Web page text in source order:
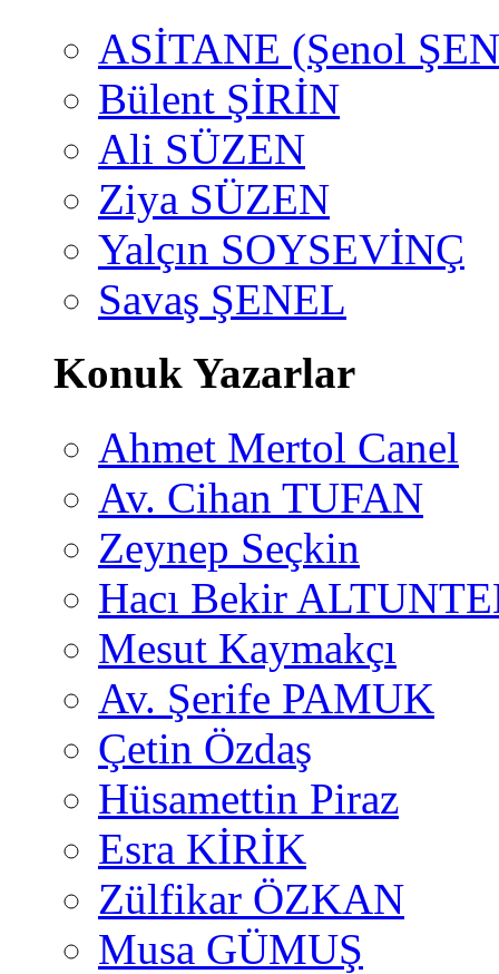
ASİTANE (Şenol
Bülent ŞİRİN
Ali SÜZEN
Ziya SÜZEN
Yalçın SOYSEVİNÇ
Savaş ŞENEL
Konuk Yazarlar
Ahmet Mertol Canel
Av. Cihan TUFAN
Zeynep Seçkin
Hacı Bekir
Mesut Kaymakçı
Av. Şerife PAMUK
Çetin Özdaş
Hüsamettin Piraz
Esra KİRİK
Zülfikar ÖZKAN
Musa GÜMUŞ